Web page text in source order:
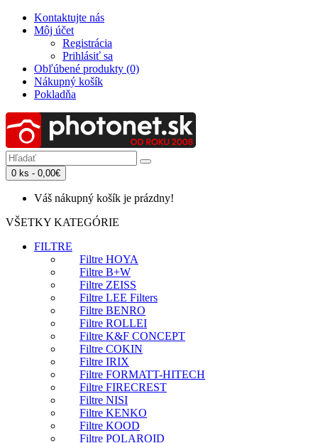
Kontaktujte nás
Môj účet
Registrácia
Prihlásiť sa
Obľúbené produkty (0)
Nákupný košík
Pokladňa
0 ks - 0,00€
Váš nákupný košík je prázdny!
VŠETKY KATEGÓRIE
FILTRE
Filtre HOYA
Filtre B+W
Filtre ZEISS
Filtre LEE Filters
Filtre BENRO
Filtre ROLLEI
Filtre K&F CONCEPT
Filtre COKIN
Filtre IRIX
Filtre FORMATT-HITECH
Filtre FIRECREST
Filtre NISI
Filtre KENKO
Filtre KOOD
Filtre POLAROID